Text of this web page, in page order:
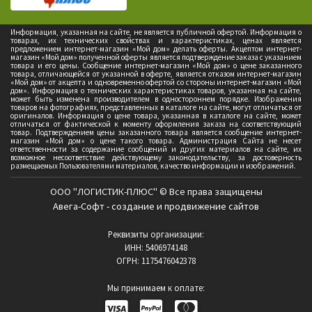
Информация, указанная на сайте, не является публичной офертой. Информация о
товарах, их технических свойствах и характеристиках, ценах является
предложением интернет-магазин «Мой дом» делать оферты. Акцептом интернет-
магазин «Мой дом» полученной оферты является подтверждение заказа с указанием
товара и его цены. Сообщение интернет-магазин «Мой дом» о цене заказанного
товара, отличающейся от указанной в оферте, является отказом интернет-магазин
«Мой дом» от акцепта и одновременно офертой со стороны интернет-магазин «Мой
дом». Информация о технических характеристиках товаров, указанная на сайте,
может быть изменена производителем в одностороннем порядке. Изображения
товаров на фотографиях, представленных в каталоге на сайте, могут отличаться от
оригиналов. Информация о цене товара, указанная в каталоге на сайте, может
отличаться от фактической к моменту оформления заказа на соответствующий
товар. Подтверждением цены заказанного товара является сообщение интернет-
магазин «Мой дом» о цене такого товара. Администрация Сайта не несет
ответственности за содержание сообщений и других материалов на сайте, их
возможное несоответствие действующему законодательству, за достоверность
размещаемых Пользователями материалов, качество информации и изображений.
ООО "ЛОГИСТИК-ПЛЮС" © Все права защищены
Авега-Софт - создание и продвижение сайтов
Реквизиты организации:
ИНН: 5406974148
ОГРН: 1175476042378
Мы принимаем к оплате: